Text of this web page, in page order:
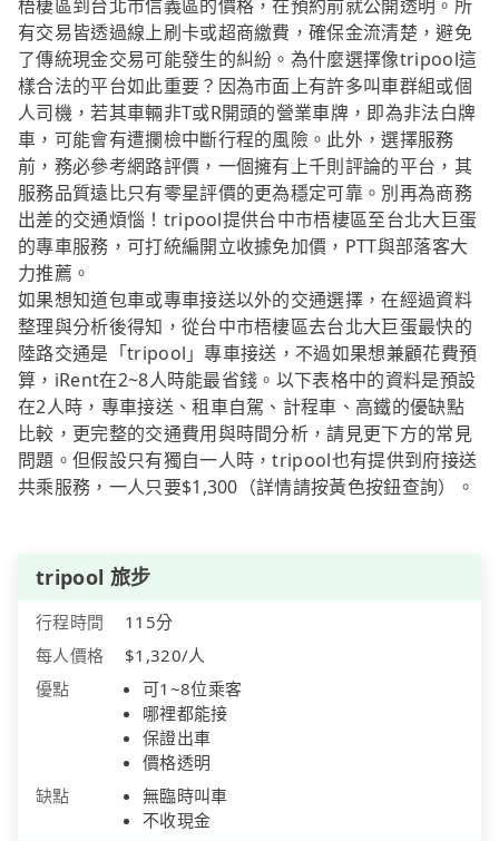
梧棲區到台北市信義區的價格，在預約前就公開透明。所
有交易皆透過線上刷卡或超商繳費，確保金流清楚，避免
了傳統現金交易可能發生的糾紛。為什麼選擇像tripool這
樣合法的平台如此重要？因為市面上有許多叫車群組或個
人司機，若其車輛非T或R開頭的營業車牌，即為非法白牌
車，可能會有遭攔檢中斷行程的風險。此外，選擇服務
前，務必參考網路評價，一個擁有上千則評論的平台，其
服務品質遠比只有零星評價的更為穩定可靠。別再為商務
出差的交通煩惱！tripool提供台中市梧棲區至台北大巨蛋
的專車服務，可打統編開立收據免加價，PTT與部落客大
力推薦。
如果想知道包車或專車接送以外的交通選擇，在經過資料
整理與分析後得知，從台中市梧棲區去台北大巨蛋最快的
陸路交通是「tripool」專車接送，不過如果想兼顧花費預
算，iRent在2~8人時能最省錢。以下表格中的資料是預設
在2人時，專車接送、租車自駕、計程車、高鐵的優缺點
比較，更完整的交通費用與時間分析，請見更下方的常見
問題。但假設只有獨自一人時，tripool也有提供到府接送
共乘服務，一人只要$1,300（詳情請按黃色按鈕查詢）。
tripool 旅步
行程時間
115分
每人價格
$1,320/人
優點
可1~8位乘客
哪裡都能接
保證出車
價格透明
缺點
無臨時叫車
不收現金